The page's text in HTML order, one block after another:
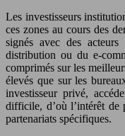
Les investisseurs
ces zones au cours des
signés avec des
distribution ou du e-
comprimés sur les
élevés que sur les
investisseur privé,
difficile, d’où l’intérêt de
partenariats spécifiques.